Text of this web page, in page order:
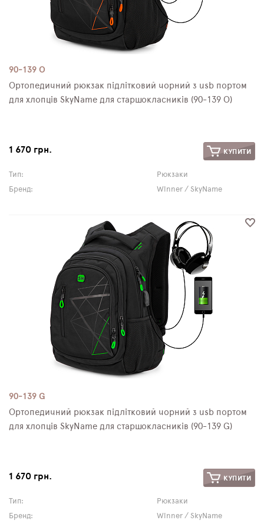
90-139 О
Ортопедичний рюкзак підлітковий чорний з usb портом
для хлопців SkyName для старшокласників (90-139 О)
1 670 грн. КУПИТИ
Тип:
Рюкзаки
Бренд:
Winner / SkyName
90-139 G
Ортопедичний рюкзак підлітковий чорний з usb портом
для хлопців SkyName для старшокласників (90-139 G)
1 670 грн. КУПИТИ
Тип:
Рюкзаки
Бренд:
Winner / SkyName